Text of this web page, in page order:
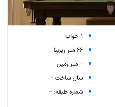
1 خواب
66 متر زیربنا
-- متر زمین
سال ساخت --
شماره طبقه: --